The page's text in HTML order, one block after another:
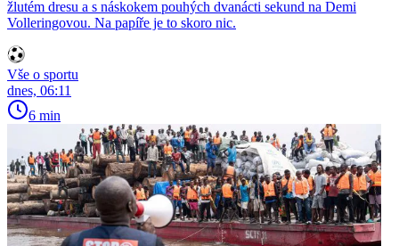
žlutém dresu a s náskokem pouhých dvanácti sekund na Demi
Volleringovou. Na papíře je to skoro nic.
Vše o sportu
dnes, 06:11
6 min